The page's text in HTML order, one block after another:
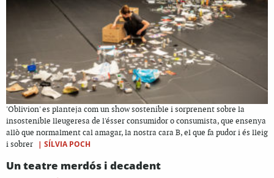
'Oblivion' es planteja com un show sostenible i sorprenent sobre la
insostenible lleugeresa de l'ésser consumidor o consumista, que ensenya
allò que normalment cal amagar, la nostra cara B, el que fa pudor i és lleig
i sobrer
| SÍLVIA POCH
Un teatre merdós i decadent